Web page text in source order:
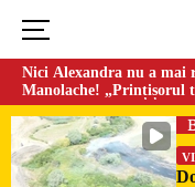
Nici Alexandra nu a mai
Manolache! „Prințișorul
doi ani de căsnicie